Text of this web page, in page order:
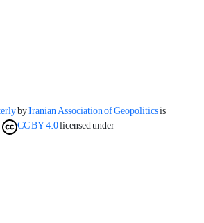
byIranian Association of Geopoliticsis
licensed under
CC BY 4.0